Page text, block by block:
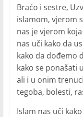
Braćo i sestre,
islamom, vjerom
nas je vjerom
nas uči kako da
kako da dođemo
kako se ponašati
ali i u onim
tegoba, bolesti,
Islam nas uči